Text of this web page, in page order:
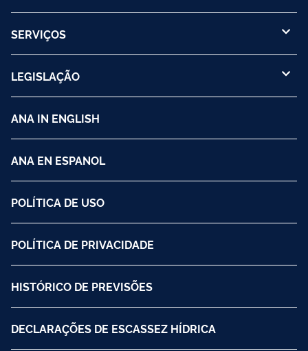
SERVIÇOS
LEGISLAÇÃO
ANA IN ENGLISH
ANA EN ESPANOL
POLÍTICA DE USO
POLÍTICA DE PRIVACIDADE
HISTÓRICO DE PREVISÕES
DECLARAÇÕES DE ESCASSEZ HÍDRICA